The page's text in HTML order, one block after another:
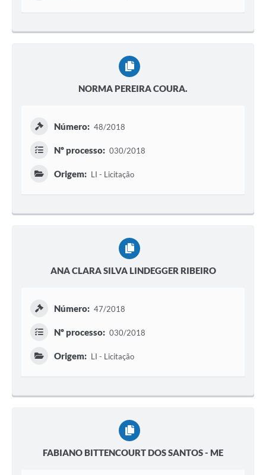
NORMA PEREIRA COURA.
Número: 48/2018
Nº processo: 030/2018
Origem: LI - Licitação
ANA CLARA SILVA LINDEGGER RIBEIRO
Número: 47/2018
Nº processo: 030/2018
Origem: LI - Licitação
FABIANO BITTENCOURT DOS SANTOS - ME